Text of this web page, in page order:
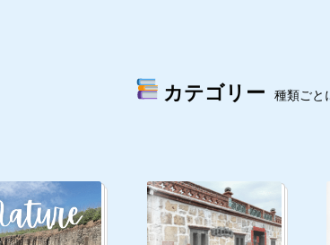
カテゴリー 種類ごと